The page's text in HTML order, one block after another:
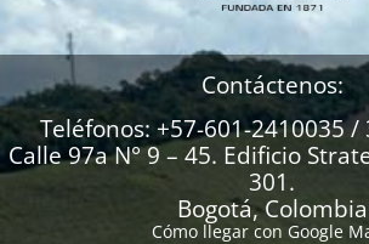
Contáctenos:
Teléfonos: +57-601-2410035
Calle 97a N° 9 – 45. Edificio
301.
Bogotá, Colombia
Cómo llegar con Google